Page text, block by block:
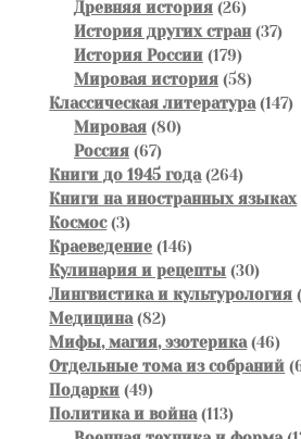
товаров
Древняя история 2626
товаров
История других стран 3737
История России 179179
товаров
Мировая история 5858
товаров
Классическая литература 147147
Мировая 8080
Россия 6767
товаров
Книги до 1945 года 264264
товара
Книги на иностранных языках
Космос 33
товара
Краеведение 146146
товаров
Кулинария и рецепты 3030
Лингвистика и культурология
Медицина 8282
товара
Мифы, магия, эзотерика 4646
Отдельные тома из собраний
Подарки 4949
товаров
Политика и война 113113